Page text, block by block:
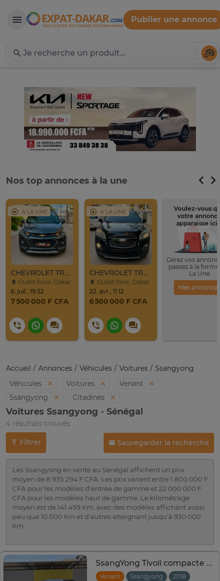
Expat-Dakar
Publier une annonce
Nos top annonces à la une
A LA UNE
CHEVROLET TRAX LT 2017
Ouest foire, Dakar
6. juil., 19:32
7 500 000 F CFA
A LA UNE
CHEVROLET TRAX 2016
Ouest foire, Dakar
22. avr., 11:12
6 500 000 F CFA
Voulez-vous
votre
apparaisse ici
Gérez vos
passez à la
La Une
Mes annonces
Accueil Annonces Véhicules Voitures
Ssangyong
Véhicules
Voitures
Venant
Ssangyong
Citadines
Voitures Ssangyong - Sénégal
4 résultats trouvés
Filtrer Sauvegarder la recherche
Les Ssangyong en vente au Sénégal affichent un prix
moyen de 8 935 294 F CFA. Les prix varient entre 1 800 000 F
CFA pour les modèles d'entrée de gamme et 22 000 000 F
CFA pour les modèles haut de gamme. Le kilométrage
moyen est de 141 459 Km, avec des modèles affichant aussi
peu que 10 000 Km et d'autres atteignant jusqu'à 930 000
Km.
SsangYong Tivoli compacte 5 portes bleu foncé
Venant Ssangyong 2018